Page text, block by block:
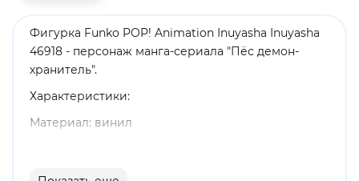
Фигурка Funko POP! Animation Inuyasha Inuyasha
46918 - персонаж манга-сериала "Пёс демон-
хранитель".
Характеристики:
Материал: винил
Размер: 11. 5 х 9 х 16 см